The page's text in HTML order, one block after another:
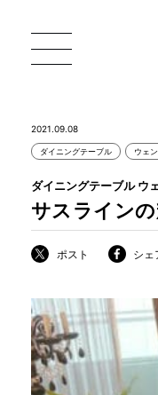
一枚板
MOKUBA に
2021.09.08
ダイニングテーブル ウェ
サスラインの
ダイニングテーブル ウ
ポスト シェ